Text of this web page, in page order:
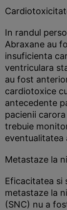
In randul
Abraxane au
insuficienta
ventriculara
au fost
cardiotoxice
antecedente
pacienii
trebuie
eventualitatea
Metastaze la
Eficacitatea si
metastaze la
(SNC) nu a